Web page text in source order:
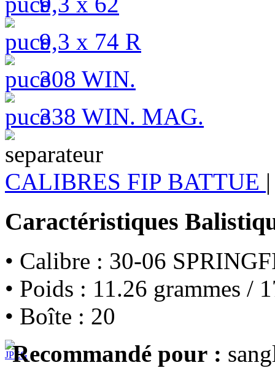
9,3 x 74 R
308 WIN.
338 WIN. MAG.
CALIBRES FIP BATTUE |
Caractéristiques
• Calibre : 30-06
• Poids : 11.26 grammes /
• Boîte : 20
Recommandé pour :